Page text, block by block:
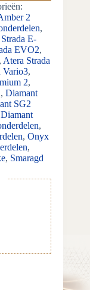
2
,
E-
EVO2,
, Atera Strada
Vario3,
2,
, Diamant
SG2
Diamant
,
, Onyx
,
, Smaragd